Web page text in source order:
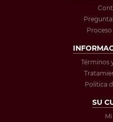
Términos
Política
SU